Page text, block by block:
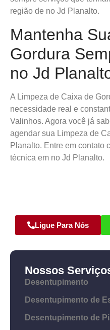
região de no Jd Planalto.
Mantenha
Gordura
no Jd
A Limpeza de Caixa de
necessidade real e
Valinhos. Agora você já
agendar sua Limpeza de
Planalto. Entre em contato
técnica em no Jd Planalto.
Ligue Para Nós
Nossos
Desentupimento
Desentupimento de
Desentupimento de